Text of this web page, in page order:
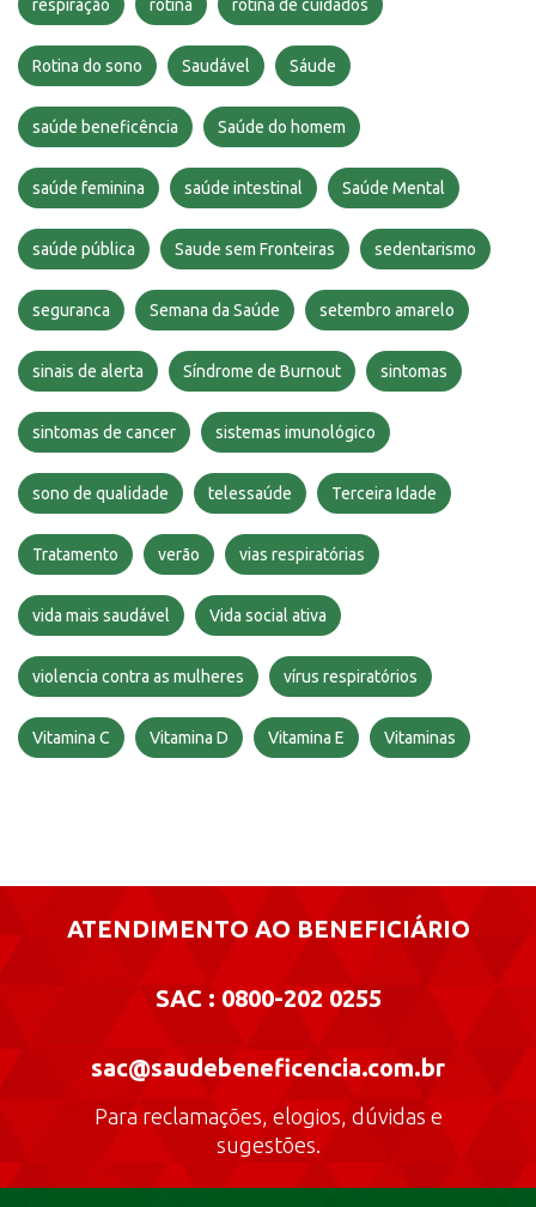
respiração rotina rotina de cuidados
Rotina do sono Saudável Sáude
saúde beneficência Saúde do homem
saúde feminina saúde intestinal Saúde Mental
saúde pública Saude sem Fronteiras sedentarismo
seguranca Semana da Saúde setembro amarelo
sinais de alerta Síndrome de Burnout sintomas
sintomas de cancer sistemas imunológico
sono de qualidade telessaúde Terceira Idade
Tratamento verão vias respiratórias
vida mais saudável Vida social ativa
violencia contra as mulheres vírus respiratórios
Vitamina C Vitamina D Vitamina E Vitaminas
ATENDIMENTO AO BENEFICIÁRIO
SAC : 0800-202 0255
sac@saudebeneficencia.com.br
Para reclamações, elogios, dúvidas e
sugestões.